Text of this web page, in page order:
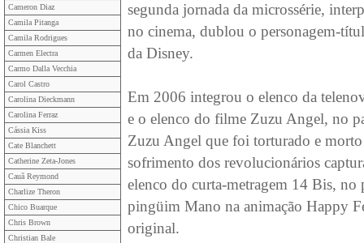
Cameron Diaz
Camila Pitanga
Camila Rodrigues
Carmen Electra
Carmo Dalla Vecchia
Carol Castro
Carolina Dieckmann
Carolina Ferraz
Cássia Kiss
Cate Blanchett
Catherine Zeta-Jones
Cauã Reymond
Charlize Theron
Chico Buarque
Chris Brown
Christian Bale
segunda jornada da microssérie,
no cinema, dublou o personagem-
da Disney.
Em 2006 integrou o elenco da
e o elenco do filme Zuzu Angel, no
Zuzu Angel que foi torturado e
sofrimento dos revolucionários
elenco do curta-metragem 14 Bis,
pingüim Mano na animação Happy
original.